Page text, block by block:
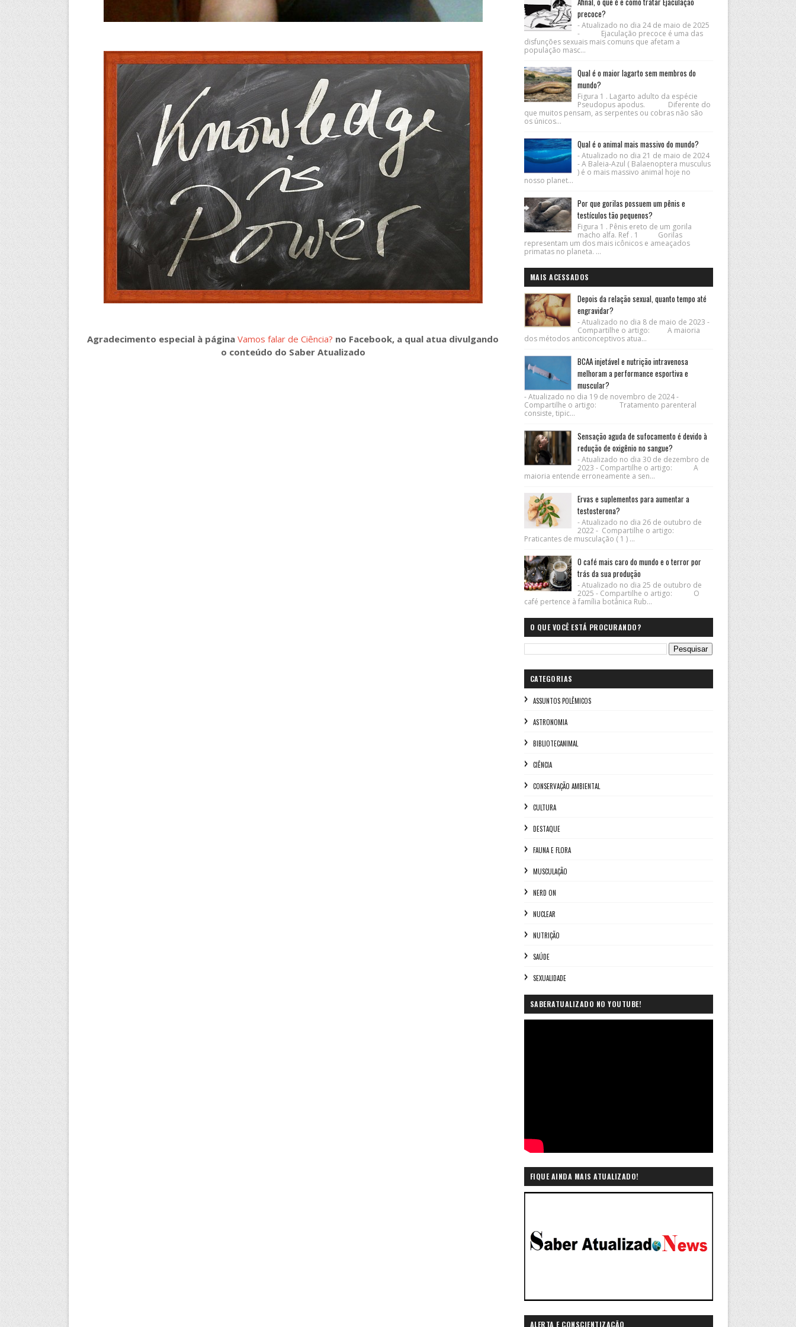
Agradecimento especial à página Vamos falar de Ciência? no Facebook, a qual atua divulgando
o conteúdo do Saber Atualizado
precoce?
- Atualizado no dia 24 de maio de 2025
- Ejaculação precoce é uma das
disfunções sexuais mais comuns que afetam a
população masc...
Qual é o maior lagarto sem membros do
mundo?
Figura 1 . Lagarto adulto da espécie
Pseudopus apodus. Diferente do
que muitos pensam, as serpentes ou cobras não são
os únicos...
Qual é o animal mais massivo do mundo?
- Atualizado no dia 21 de maio de 2024
- A Baleia-Azul ( Balaenoptera musculus
) é o mais massivo animal hoje no
nosso planet...
Por que gorilas possuem um pênis e
testículos tão pequenos?
Figura 1 . Pênis ereto de um gorila
macho alfa. Ref . 1 Gorilas
representam um dos mais icônicos e ameaçados
primatas no planeta. ...
MAIS ACESSADOS
Depois da relação sexual, quanto tempo até
engravidar?
- Atualizado no dia 8 de maio de 2023 -
Compartilhe o artigo: A maioria
dos métodos anticonceptivos atua...
BCAA injetável e nutrição intravenosa
melhoram a performance esportiva e
muscular?
- Atualizado no dia 19 de novembro de 2024 -
Compartilhe o artigo: Tratamento parenteral
consiste, tipic...
Sensação aguda de sufocamento é devido à
redução de oxigênio no sangue?
- Atualizado no dia 30 de dezembro de
2023 - Compartilhe o artigo: A
maioria entende erroneamente a sen...
Ervas e suplementos para aumentar a
testosterona?
- Atualizado no dia 26 de outubro de
2022 - Compartilhe o artigo:
Praticantes de musculação ( 1 ) ...
O café mais caro do mundo e o terror por
trás da sua produção
- Atualizado no dia 25 de outubro de
2025 - Compartilhe o artigo: O
café pertence à família botânica Rub...
O QUE VOCÊ ESTÁ PROCURANDO?
CATEGORIAS
ASSUNTOS POLÊMICOS
ASTRONOMIA
BIBLIOTECANIMAL
CIÊNCIA
CONSERVAÇÃO AMBIENTAL
CULTURA
DESTAQUE
FAUNA E FLORA
MUSCULAÇÃO
NERD ON
NUCLEAR
NUTRIÇÃO
SAÚDE
SEXUALIDADE
SABERATUALIZADO NO YOUTUBE!
FIQUE AINDA MAIS ATUALIZADO!
ALERTA E CONSCIENTIZAÇÃO